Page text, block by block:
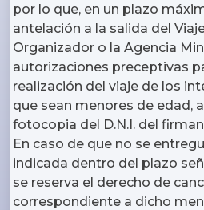
por lo que, en un plazo
antelación a la salida del
Organizador o la Agencia
autorizaciones preceptivas
realización del viaje de los
que sean menores de edad,
fotocopia del D.N.I. del
En caso de que no se
indicada dentro del plazo
se reserva el derecho de
correspondiente a dicho